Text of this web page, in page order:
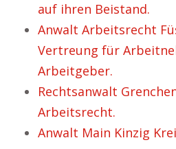
auf ihren Beistand.
Anwalt Arbeitsrecht
Vertreung für
Arbeitgeber.
Rechtsanwalt
Arbeitsrecht.
Anwalt Main Kinzig